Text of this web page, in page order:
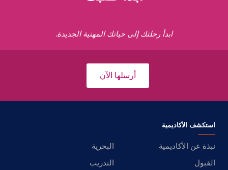
ابدأ رحلتك إلى حياتك المهنية الجديدة.
أرسلها الآن
استكشف الأكاديمية
نبذة عن الأكاديمية
البحرية
القبول
التدريب